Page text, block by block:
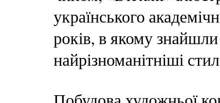
українського
років, в якому знайшли
найрізноманітніші